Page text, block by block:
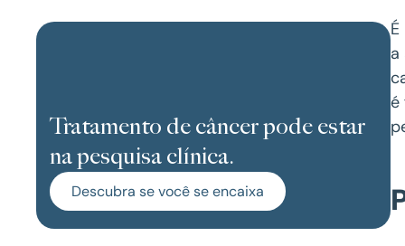
Tratamento de câncer pode estar
na pesquisa clínica.
Descubra se você se encaixa
a
é